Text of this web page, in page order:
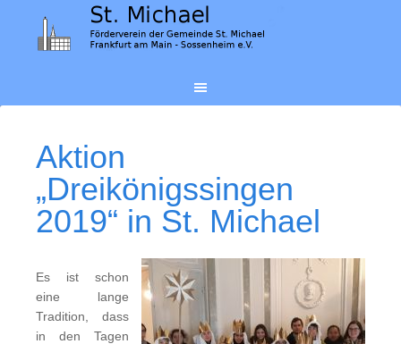
Aktion
„Dreikönigssingen
2019“ in St. Michael
Es ist schon
eine lange
Tradition, dass
in den Tagen